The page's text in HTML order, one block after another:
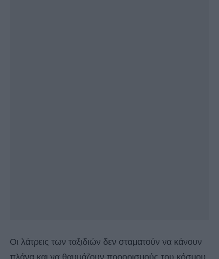
Οι λάτρεις των ταξιδιών δεν σταματούν να κάνουν